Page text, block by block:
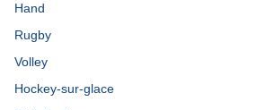
Hand
Rugby
Volley
Hockey-sur-glace